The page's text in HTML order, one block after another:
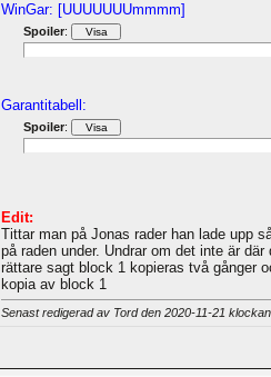
WinGar: [UUUUUUUmmmm]
Spoiler:
Garantitabell:
Spoiler:
Edit:
Tittar man på Jonas rader han lade upp
på raden under. Undrar om det inte är
rättare sagt block 1 kopieras två gånger
kopia av block 1
Senast redigerad av Tord den 2020-11-21